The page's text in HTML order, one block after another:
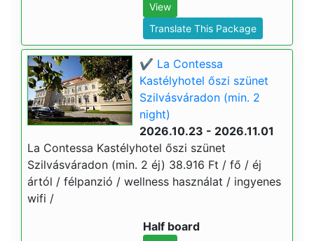
View
Translate This Package
✔️ La Contessa
Kastélyhotel őszi szünet
Szilvásváradon (min. 2
night)
2026.10.23 - 2026.11.01
La Contessa Kastélyhotel őszi szünet
Szilvásváradon (min. 2 éj) 38.916 Ft / fő / éj
ártól / félpanzió / wellness használat / ingyenes
wifi /
Half board